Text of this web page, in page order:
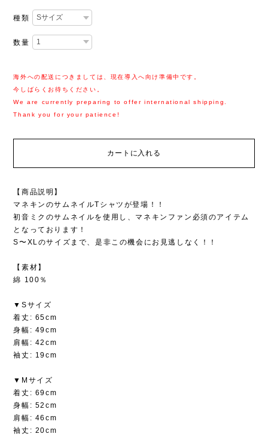
種類
数量
海外への配送につきましては、現在導入へ向け準備中です。
今しばらくお待ちください。
We are currently preparing to offer international shipping.
Thank you for your patience!
カートに入れる
【商品説明】
マネキンのサムネイルTシャツが登場！！
初音ミクのサムネイルを使用し、マネキンファン必須のアイテム
となっております！
S〜XLのサイズまで、是非この機会にお見逃しなく！！
【素材】
綿 100％
▼Sサイズ
着丈: 65cm
身幅: 49cm
肩幅: 42cm
袖丈: 19cm
▼Mサイズ
着丈: 69cm
身幅: 52cm
肩幅: 46cm
袖丈: 20cm